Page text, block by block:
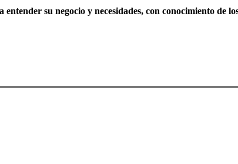
su negocio y necesidades, con conocimiento de